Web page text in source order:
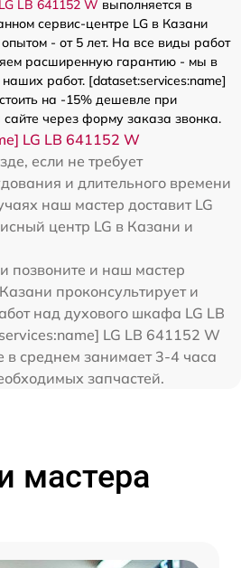
LB 641152 W выполняется в
сервис-центре LG в Казани
- от 5 лет. На все виды работ
расширенную гарантию - мы в
работ. [dataset:services:name]
на -15% дешевле при
через форму заказа звонка.
LG LB 641152 W
если не требует
и длительного времени
наш мастер доставит LG
центр LG в Казани и
позвоните и наш мастер
проконсультирует и
над духового шкафа LG LB
LG LB 641152 W
в среднем занимает 3-4 часа
запчастей.
мастера